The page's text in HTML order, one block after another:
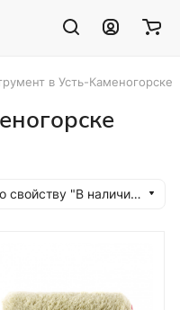
в Усть-Каменогорске
По свойству "В наличии" (убывание)